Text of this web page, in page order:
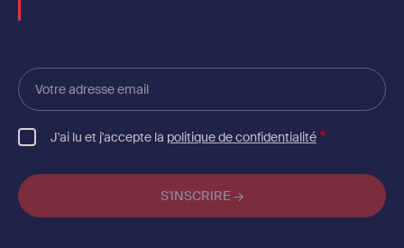
Votre
adresse
email
J'ai lu et j'accepte la politique de confidentialité